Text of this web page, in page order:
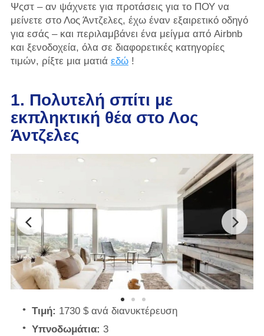
Ψςστ – αν ψάχνετε για προτάσεις για το ΠΟΥ να
μείνετε στο Λος Άντζελες, έχω έναν εξαιρετικό οδηγό
για εσάς – και περιλαμβάνει ένα μείγμα από Airbnb
και ξενοδοχεία, όλα σε διαφορετικές κατηγορίες
τιμών, ρίξτε μια ματιά εδώ!
1. Πολυτελή σπίτι με
εκπληκτική θέα στο Λος
Άντζελες
Τιμή: 1730 $ ανά διανυκτέρευση
Υπνοδωμάτια: 3